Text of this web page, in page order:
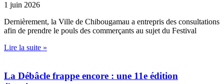
1 juin 2026
Dernièrement, la Ville de Chibougamau a entrepris des consultations
afin de prendre le pouls des commerçants au sujet du Festival
Lire la suite »
La Débâcle frappe encore : une 11e édition